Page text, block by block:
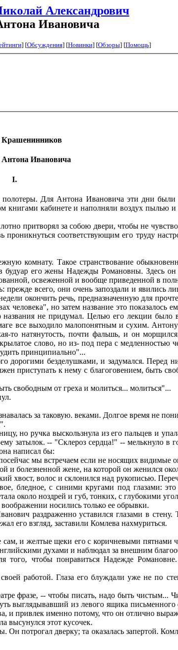
Александрович
Ивановича
] [Обсуждения] [Новинки] [Обзоры] [Помощь]
Антона Ивановича
I.
Для Антона Ивановича эти дни
кабинете и наполняли воздух пылью
притворял за собою двери, чтобы не
соответствующим его труду
комнату. Такое странствование
его жены Надежды Романовны. Здесь он
освеженной и вообще приведенной в
всего, они очень запоздали и явились
окончить речь, предназначенную для
человека", но затем название это
не придумал. Целью его лекции было
все выходило малопонятным и сухим.
то натянутость, почти фальшь, и он
слово, но из- под пера с медленностью
принципиально"...
безделушками, и задумался. Перед
приступать к нему с благоговением, быть
свободным от греха и молиться... молиться"...
за таковую. веками. Долгое время не
но ручка выскользнула из его пальцев и
затылок. -- "Склероз сердца!" -- мелькнуло в
написал бы:
мы встречаем если не носящих
болезненной жене, на которой он женился
волос и склонился над рукописью.
бледное, с синими кругами под глазами:
около ноздрей и губ, тонких, с глубокими
носились только ее обрывки.
раздраженно уставился глазами в стену.
его взгляд, заставили Комлева нахмуриться.
и желтые щеки его с коричневыми пятнами
духами и наблюдал за внешним
чтобы понравиться Надежде
работой. Глаза его блуждали уже не по
фразе, -- чтобы писать, надо быть чистым...
выглядывавший из левого ящика
и привлек именно потому, что он отлично
высунулся этот кусочек.
дверку; та оказалась запертой.